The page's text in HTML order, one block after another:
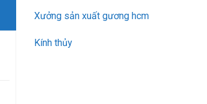
Xưởng sản xuất gương hcm
Kính thủy